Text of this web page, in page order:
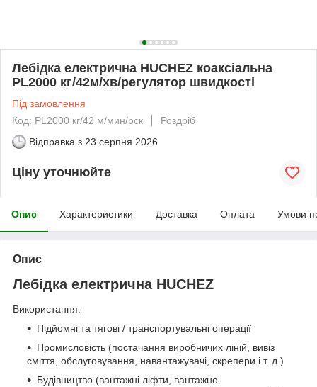
Лебідка електрична HUCHEZ коаксіальна
PL2000 кг/42м/хв/регулятор швидкості
Під замовлення
Код: PL2000 кг/42 м/мин/рск
Роздріб
Відправка з 23 серпня 2026
Ціну уточнюйте
Опис Характеристики Доставка Оплата Умови
Опис
Лебідка електрична HUCHEZ
Використання:
Підйомні та тягові / транспортувальні операції
Промисловість (постачання виробничих ліній, вивіз
сміття, обслуговування, навантажувачі, скрепери і т. д.)
Будівництво (вантажні ліфти, вантажно-